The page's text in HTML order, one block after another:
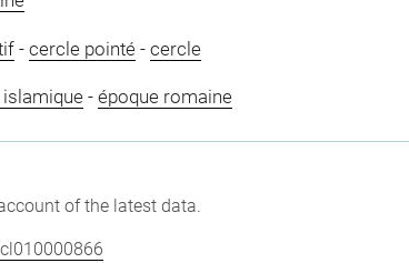
- cercle pointé- cercle
- époque romaine
of the latest data.